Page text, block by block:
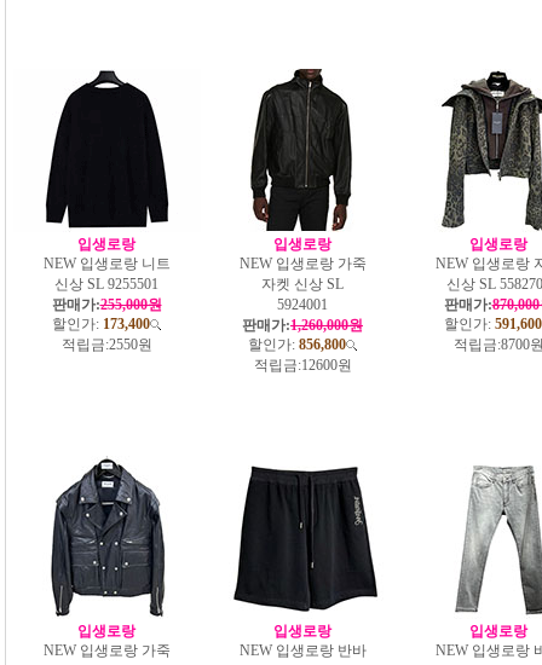
입생로랑
NEW 입생로랑 니트
신상 SL 9255501
판매가:255,000원
할인가: 173,400
적립금:2550원
입생로랑
NEW 입생로랑 가죽
자켓 신상 SL
5924001
판매가:1,260,000원
할인가: 856,800
적립금:12600원
입생로랑
NEW 입생로랑
신상 SL
판매가:
할인가: 591,600
적립금:8700
입생로랑
NEW 입생로랑 가죽
입생로랑
NEW 입생로랑 반바
입생로랑
NEW 입생로랑